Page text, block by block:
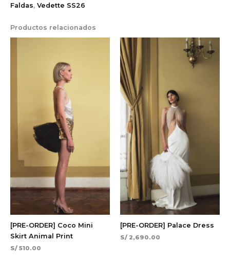
Faldas, Vedette SS26
Productos relacionados
[PRE-ORDER] Coco Mini
Skirt Animal Print
S/ 510.00
[PRE-ORDER] Palace Dress
S/ 2,690.00